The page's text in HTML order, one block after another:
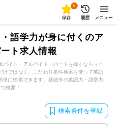
0
保存 履歴 メニュー
語学力が身に付くのア
ト求人情報
イト・アルバイト・パートを探すならマイ
ではなく、こだわり条件検索を使って英語
に検索できます。新城市の英語力・語学力
検索！
検索条件を登録